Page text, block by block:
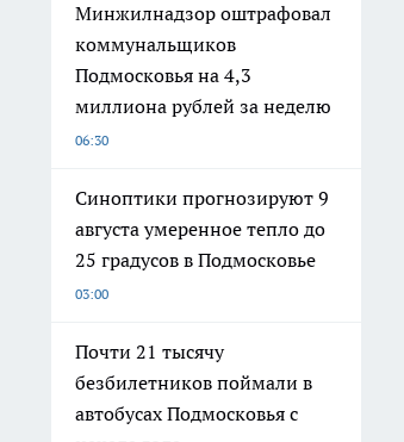
Минжилнадзор оштрафовал
коммунальщиков
Подмосковья на 4,3
миллиона рублей за неделю
06:30
Синоптики прогнозируют 9
августа умеренное тепло до
25 градусов в Подмосковье
03:00
Почти 21 тысячу
безбилетников поймали в
автобусах Подмосковья с